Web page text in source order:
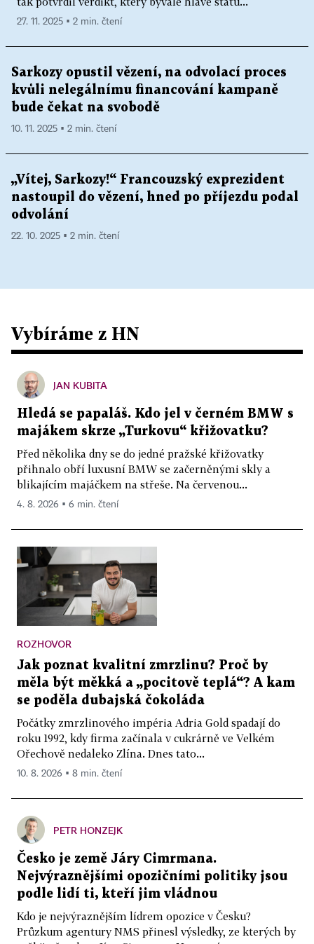
27. 11. 2025 ▪ 2 min. čtení
Sarkozy opustil vězení, na odvolací proces
kvůli nelegálnímu financování kampaně
bude čekat na svobodě
10. 11. 2025 ▪ 2 min. čtení
„Vítej, Sarkozy!“ Francouzský exprezident
nastoupil do vězení, hned po příjezdu podal
odvolání
22. 10. 2025 ▪ 2 min. čtení
Vybíráme z HN
JAN KUBITA
Hledá se papaláš. Kdo jel v černém BMW s
majákem skrze „Turkovu“ křižovatku?
Před několika dny se do jedné pražské křižovatky
přihnalo obří luxusní BMW se začerněnými skly a
blikajícím majáčkem na střeše. Na červenou...
4. 8. 2026 ▪ 6 min. čtení
ROZHOVOR
Jak poznat kvalitní zmrzlinu? Proč by
měla být měkká a „pocitově teplá“? A kam
se poděla dubajská čokoláda
Počátky zmrzlinového impéria Adria Gold spadají do
roku 1992, kdy firma začínala v cukrárně ve Velkém
Ořechově nedaleko Zlína. Dnes tato...
10. 8. 2026 ▪ 8 min. čtení
PETR HONZEJK
Česko je země Járy Cimrmana.
Nejvýraznějšími opozičními politiky jsou
podle lidí ti, kteří jim vládnou
Kdo je nejvýraznějším lídrem opozice v Česku?
Průzkum agentury NMS přinesl výsledky, ze kterých by